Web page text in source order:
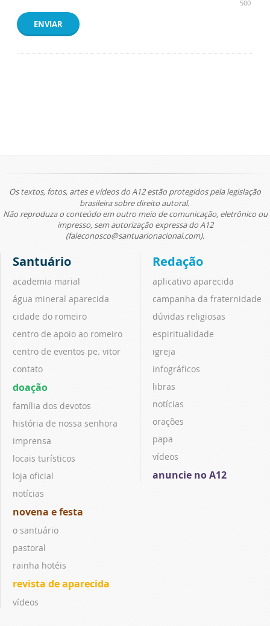
500
ENVIAR
Os textos, fotos, artes e vídeos do A12 estão protegidos pela legislação
brasileira sobre direito autoral.
Não reproduza o conteúdo em outro meio de comunicação, eletrônico ou
impresso, sem autorização expressa do A12
(faleconosco@santuarionacional.com).
Santuário
academia marial
água mineral aparecida
cidade do romeiro
centro de apoio ao romeiro
centro de eventos pe. vitor
contato
doação
família dos devotos
história de nossa senhora
imprensa
locais turísticos
loja oficial
notícias
novena e festa
o santuário
pastoral
rainha hotéis
revista de aparecida
vídeos
Redação
aplicativo aparecida
campanha da fraternidade
dúvidas religiosas
espiritualidade
igreja
infográficos
libras
notícias
orações
papa
vídeos
anuncie no A12